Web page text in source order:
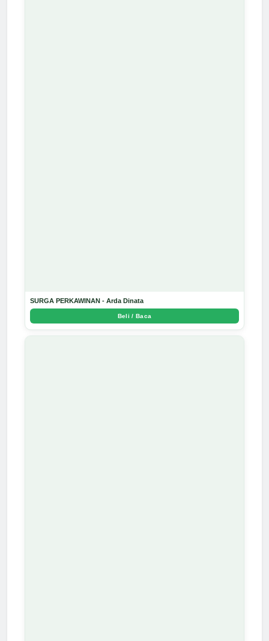
SURGA PERKAWINAN - Arda Dinata
Beli / Baca